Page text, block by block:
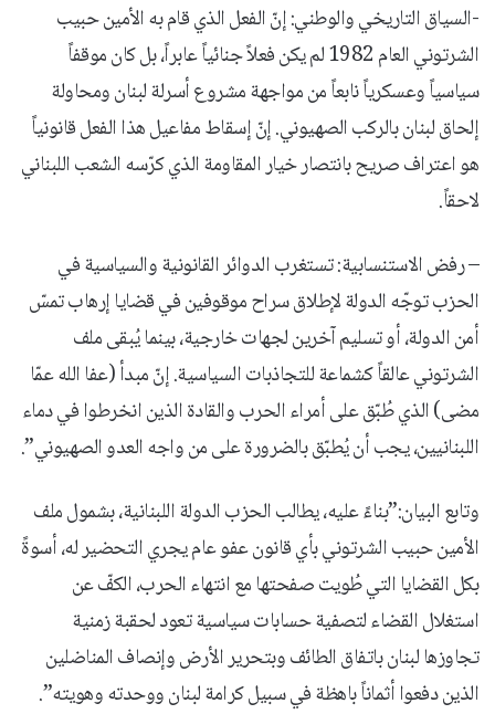
-السياق التاريخي والوطني: إنّ الفعل الذي قام به الأمين حبيب
الشرتوني العام 1982 لم يكن فعلاً جنائياً عابراً، بل كان موقفاً
سياسياً وعسكرياً نابعاً من مواجهة مشروع أسرلة لبنان ومحاولة
إلحاق لبنان بالركب الصهيوني. إنّ إسقاط مفاعيل هذا الفعل قانونياً
هو اعتراف صريح بانتصار خيار المقاومة الذي كرّسه الشعب اللبناني
لاحقاً.
– رفض الاستنسابية: تستغرب الدوائر القانونية والسياسية في
الحزب توجّه الدولة لإطلاق سراح موقوفين في قضايا إرهاب تمسّ
أمن الدولة، أو تسليم آخرين لجهات خارجية، بينما يُبقى ملف
الشرتوني عالقاً كشماعة للتجاذبات السياسية. إنّ مبدأ (عفا الله عمّا
مضى) الذي طُبّق على أمراء الحرب والقادة الذين انخرطوا في دماء
اللبنانيين، يجب أن يُطبّق بالضرورة على من واجه العدو الصهيوني”.
وتابع البيان:”بناءً عليه، يطالب الحزب الدولة اللبنانية، بشمول ملف
الأمين حبيب الشرتوني بأي قانون عفو عام يجري التحضير له، أسوةً
بكل القضايا التي طُويت صفحتها مع انتهاء الحرب، الكفّ عن
استغلال القضاء لتصفية حسابات سياسية تعود لحقبة زمنية
تجاوزها لبنان باتفاق الطائف وبتحرير الأرض وإنصاف المناضلين
الذين دفعوا أثماناً باهظة في سبيل كرامة لبنان ووحدته وهويته”.